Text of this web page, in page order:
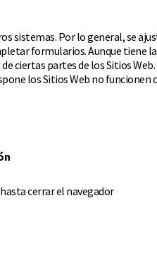
sistemas. Por lo general, se
formularios. Aunque tiene
partes de los Sitios Web.
los Sitios Web no
cerrar el navegador